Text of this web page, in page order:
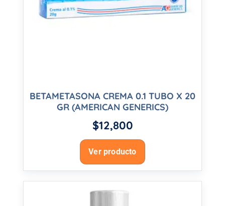
BETAMETASONA CREMA 0.1 TUBO X 20
GR (AMERICAN GENERICS)
$12,800
Ver producto